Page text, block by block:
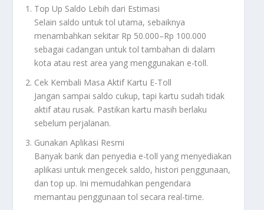
Top Up Saldo Lebih dari Estimasi
Selain saldo untuk tol utama, sebaiknya
menambahkan sekitar Rp 50.000–Rp 100.000
sebagai cadangan untuk tol tambahan di dalam
kota atau rest area yang menggunakan e-toll.
Cek Kembali Masa Aktif Kartu E-Toll
Jangan sampai saldo cukup, tapi kartu sudah tidak
aktif atau rusak. Pastikan kartu masih berlaku
sebelum perjalanan.
Gunakan Aplikasi Resmi
Banyak bank dan penyedia e-toll yang menyediakan
aplikasi untuk mengecek saldo, histori penggunaan,
dan top up. Ini memudahkan pengendara
memantau penggunaan tol secara real-time.